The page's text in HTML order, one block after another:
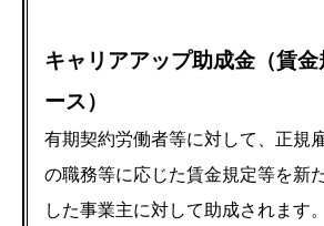
キャリアアップ助成金（賃
ース）
有期契約労働者等に対して、正規
の職務等に応じた賃金規定等を新
した事業主に対して助成されます。